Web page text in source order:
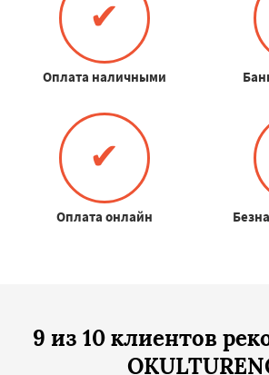
✔
Оплата наличными
✔
Оплата онлайн
9 из 10 клиентов